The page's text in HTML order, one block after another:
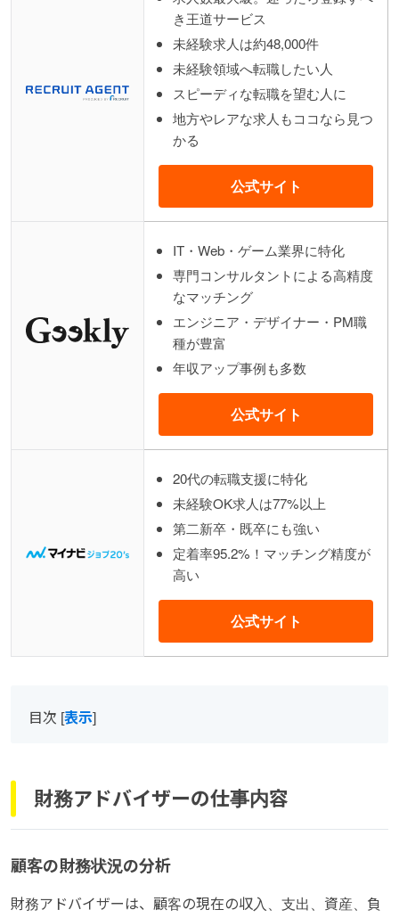
き王道サービス
未経験求人は約48,000件
未経験領域へ転職したい人
スピーディな転職を望む人に
地方やレアな求人もココなら見つ
かる
公式サイト
IT・Web・ゲーム業界に特化
専門コンサルタントによる高精度
なマッチング
エンジニア・デザイナー・PM職
種が豊富
年収アップ事例も多数
公式サイト
20代の転職支援に特化
未経験OK求人は77%以上
第二新卒・既卒にも強い
定着率95.2%！マッチング精度が
高い
公式サイト
目次 [表示]
財務アドバイザーの仕事内容
顧客の財務状況の分析
財務アドバイザーは、顧客の現在の収入、支出、資産、負